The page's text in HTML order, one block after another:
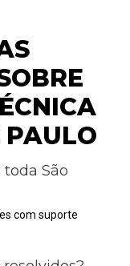
PAULO
São
com suporte